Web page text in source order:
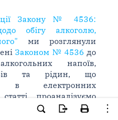
Закону № 4536:
обігу алкоголю,
ми розглянули
Законом № 4536 до
напоїв,
та рідин, що
в електронних
проаналізуємо